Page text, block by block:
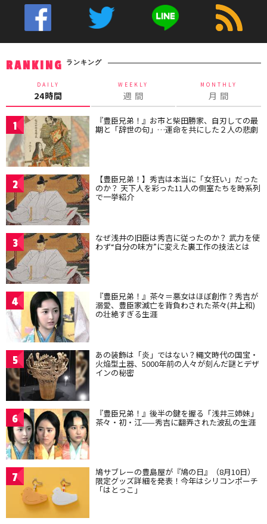
RANKING ランキング
DAILY
24時間
WEEKLY
週 間
MONTHLY
月 間
1 『豊臣兄弟！』お市と柴田勝家、自刃しての最
期と「辞世の句」…運命を共にした２人の悲劇
2 【豊臣兄弟！】秀吉は本当に「女狂い」だった
のか？ 天下人を彩った11人の側室たちを時系列
で一挙紹介
3 なぜ浅井の旧臣は秀吉に従ったのか？ 武力を使
わず“自分の味方”に変えた裏工作の技法とは
4 『豊臣兄弟！』茶々＝悪女はほぼ創作？秀吉が
溺愛、豊臣家滅亡を背負わされた茶々(井上和)
の壮絶すぎる生涯
5 あの装飾は「炎」ではない？縄文時代の国宝・
火焔型土器、5000年前の人々が刻んだ謎とデザ
インの秘密
6 『豊臣兄弟！』後半の鍵を握る「浅井三姉妹」
茶々・初・江——秀吉に翻弄された波乱の生涯
7 鳩サブレーの豊島屋が『鳩の日』（8月10日）
限定グッズ詳細を発表！今年はシリコンポーチ
「はとっこ」